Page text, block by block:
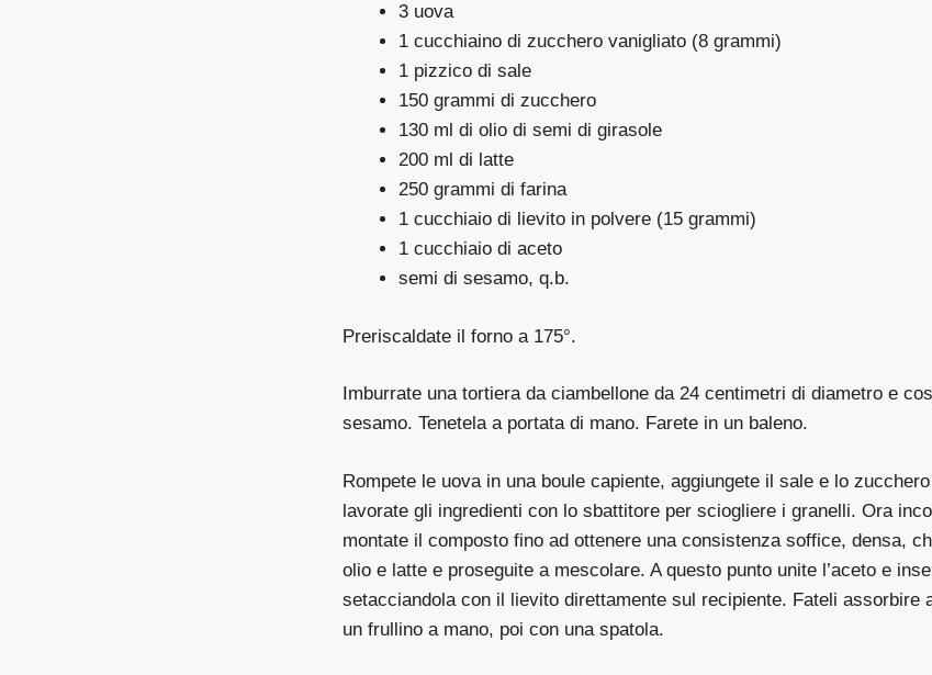
3 uova
1 cucchiaino di zucchero vanigliato (8 grammi)
1 pizzico di sale
150 grammi di zucchero
130 ml di olio di semi di girasole
200 ml di latte
250 grammi di farina
1 cucchiaio di lievito in polvere (15 grammi)
1 cucchiaio di aceto
semi di sesamo, q.b.
Preriscaldate il forno a 175°.
Imburrate una tortiera da ciambellone da 24 centimetri di diametro e
sesamo. Tenetela a portata di mano. Farete in un baleno.
Rompete le uova in una boule capiente, aggiungete il sale e lo
lavorate gli ingredienti con lo sbattitore per sciogliere i granelli. Ora
montate il composto fino ad ottenere una consistenza soffice, densa,
olio e latte e proseguite a mescolare. A questo punto unite l’aceto e
setacciandola con il lievito direttamente sul recipiente. Fateli assorbire
un frullino a mano, poi con una spatola.